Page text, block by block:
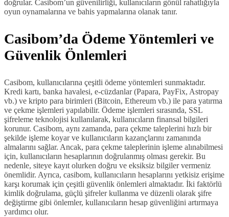
doğrular. Casibom’un güvenilirliği, kullanıcıların gönül rahatlığıyla
oyun oynamalarına ve bahis yapmalarına olanak tanır.
Casibom’da Ödeme Yöntemleri ve
Güvenlik Önlemleri
Casibom, kullanıcılarına çeşitli ödeme yöntemleri sunmaktadır.
Kredi kartı, banka havalesi, e-cüzdanlar (Papara, PayFix, Astropay
vb.) ve kripto para birimleri (Bitcoin, Ethereum vb.) ile para yatırma
ve çekme işlemleri yapılabilir. Ödeme işlemleri sırasında, SSL
şifreleme teknolojisi kullanılarak, kullanıcıların finansal bilgileri
korunur. Casibom, aynı zamanda, para çekme taleplerini hızlı bir
şekilde işleme koyar ve kullanıcıların kazançlarını zamanında
almalarını sağlar. Ancak, para çekme taleplerinin işleme alınabilmesi
için, kullanıcıların hesaplarının doğrulanmış olması gerekir. Bu
nedenle, siteye kayıt olurken doğru ve eksiksiz bilgiler vermeniz
önemlidir. Ayrıca, casibom, kullanıcıların hesaplarını yetkisiz erişime
karşı korumak için çeşitli güvenlik önlemleri almaktadır. İki faktörlü
kimlik doğrulama, güçlü şifreler kullanma ve düzenli olarak şifre
değiştirme gibi önlemler, kullanıcıların hesap güvenliğini artırmaya
yardımcı olur.